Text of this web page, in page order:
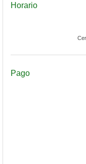
Horario
Pago